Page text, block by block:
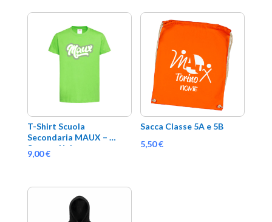
T-Shirt Scuola
Secondaria MAUX –
Sport – Unisex
9,00€
Sacca Classe 5A e 5B
5,50€